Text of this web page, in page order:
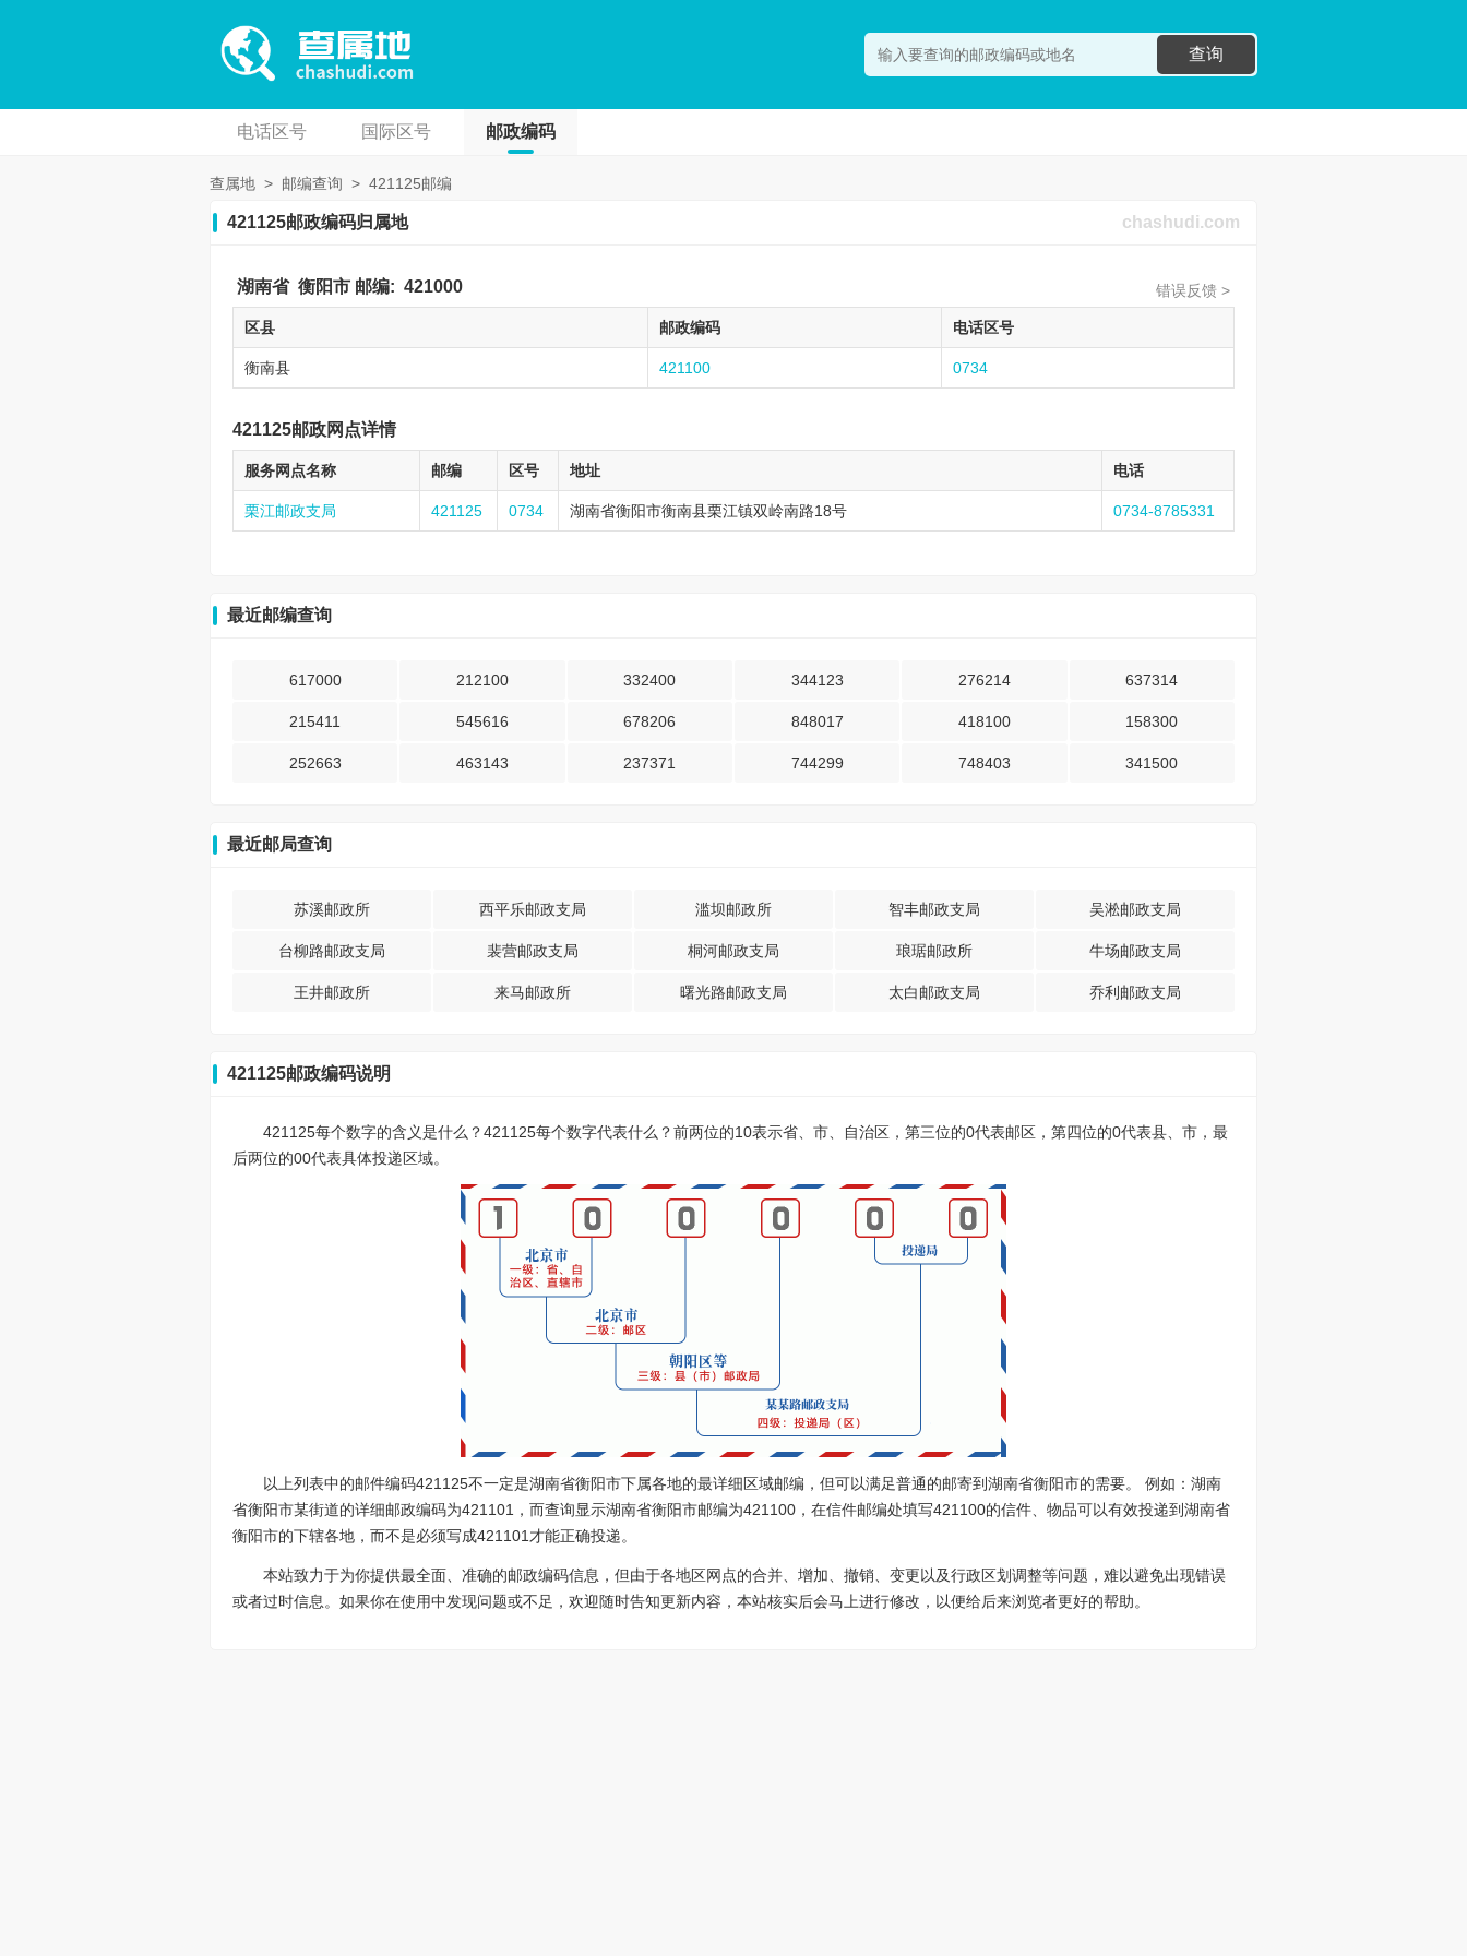
查询
电话区号 国际区号 邮政编码
查属地 > 邮编查询 > 421125邮编
421125邮政编码归属地 chashudi.com
湖南省 衡阳市 邮编: 421000 错误反馈 >
区县 邮政编码 电话区号
衡南县 421100 0734
421125邮政网点详情
服务网点名称 邮编 区号 地址 电话
栗江邮政支局 421125 0734 湖南省衡阳市衡南县栗江镇双岭南路18号 0734-8785331
最近邮编查询
617000 212100 332400 344123 276214 637314
215411 545616 678206 848017 418100 158300
252663 463143 237371 744299 748403 341500
最近邮局查询
苏溪邮政所 西平乐邮政支局 滥坝邮政所 智丰邮政支局 吴淞邮政支局
台柳路邮政支局 裴营邮政支局 桐河邮政支局 琅琚邮政所 牛场邮政支局
王井邮政所 来马邮政所 曙光路邮政支局 太白邮政支局 乔利邮政支局
421125邮政编码说明
421125每个数字的含义是什么？421125每个数字代表什么？前两位的10表示省、市、自治区，第三位的0代表邮区，第四位的0代表县、市，最
后两位的00代表具体投递区域。
以上列表中的邮件编码421125不一定是湖南省衡阳市下属各地的最详细区域邮编，但可以满足普通的邮寄到湖南省衡阳市的需要。 例如：湖南
省衡阳市某街道的详细邮政编码为421101，而查询显示湖南省衡阳市邮编为421100，在信件邮编处填写421100的信件、物品可以有效投递到湖南省
衡阳市的下辖各地，而不是必须写成421101才能正确投递。
本站致力于为你提供最全面、准确的邮政编码信息，但由于各地区网点的合并、增加、撤销、变更以及行政区划调整等问题，难以避免出现错误
或者过时信息。如果你在使用中发现问题或不足，欢迎随时告知更新内容，本站核实后会马上进行修改，以便给后来浏览者更好的帮助。